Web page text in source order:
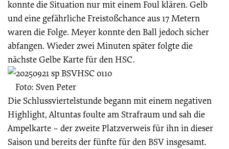
konnte die Situation nur mit einem Foul klären. Gelb
und eine gefährliche Freistoßchance aus 17 Metern
waren die Folge. Meyer konnte den Ball jedoch sicher
abfangen. Wieder zwei Minuten später folgte die
nächste Gelbe Karte für den HSC.
Foto: Sven Peter
Die Schlussviertelstunde begann mit einem negativen
Highlight, Altuntas foulte am Strafraum und sah die
Ampelkarte – der zweite Platzverweis für ihn in dieser
Saison und bereits der fünfte für den BSV insgesamt.